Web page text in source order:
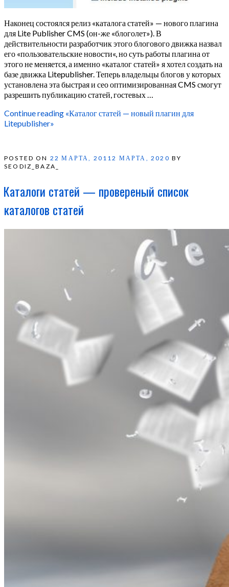
Наконец состоялся релиз «каталога статей» — нового плагина
для Lite Publisher CMS (он-же «блоголет»). В
действительности разработчик этого блогового движка назвал
его «пользовательские новости«, но суть работы плагина от
этого не меняется, а именно «каталог статей» я хотел создать на
базе движка Litepublisher. Теперь владельцы блогов у которых
установлена эта быстрая и сео оптимизированная CMS смогут
разрешить публикацию статей, гостевых …
Continue reading «Каталог статей — новый плагин для
Litepublisher»
POSTED ON 22 МАРТА, 20112 МАРТА, 2020 BY
SEODIZ_BAZA_
Каталоги статей — провереный список
каталогов статей